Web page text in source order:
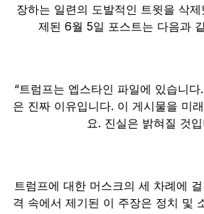
장하는 일련의 도발적인 트윗을 삭
제된 6월 5일 포스트는 다음과
“트럼프는 엡스타인 파일에 있습니
은 진짜 이유입니다. 이 게시물을 미
요. 진실은 밝혀질 것입
트럼프에 대한 머스크의 세 차례에
격 속에서 제기된 이 주장은 정치 및